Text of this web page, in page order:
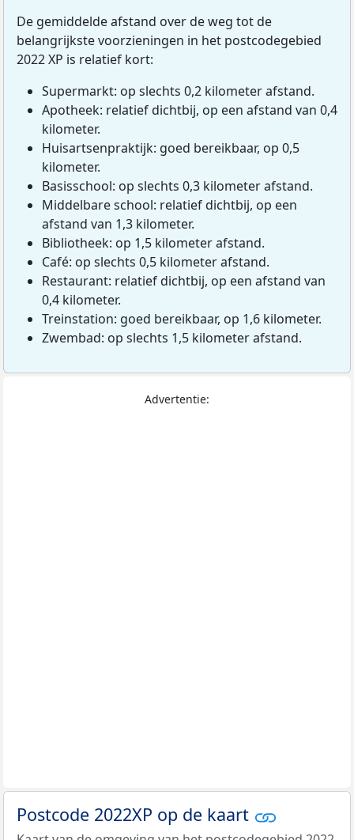
De gemiddelde afstand over de weg tot de
belangrijkste voorzieningen in het postcodegebied
2022 XP is relatief kort:
Supermarkt: op slechts 0,2 kilometer afstand.
Apotheek: relatief dichtbij, op een afstand van 0,4
kilometer.
Huisartsenpraktijk: goed bereikbaar, op 0,5
kilometer.
Basisschool: op slechts 0,3 kilometer afstand.
Middelbare school: relatief dichtbij, op een
afstand van 1,3 kilometer.
Bibliotheek: op 1,5 kilometer afstand.
Café: op slechts 0,5 kilometer afstand.
Restaurant: relatief dichtbij, op een afstand van
0,4 kilometer.
Treinstation: goed bereikbaar, op 1,6 kilometer.
Zwembad: op slechts 1,5 kilometer afstand.
Advertentie:
Postcode 2022XP op de kaart